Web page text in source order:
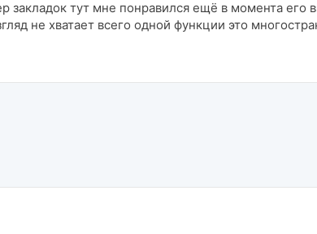
закладок тут мне понравился ещё в момента его
не хватает всего одной функции это